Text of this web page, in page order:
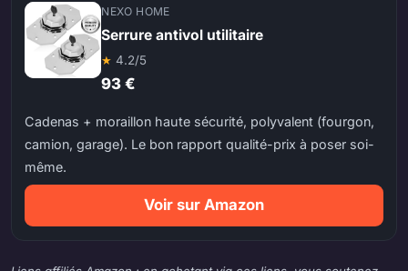
NEXO HOME
Serrure antivol utilitaire
★ 4.2/5
93 €
Cadenas + moraillon haute sécurité, polyvalent (fourgon,
camion, garage). Le bon rapport qualité-prix à poser soi-
même.
Voir sur Amazon